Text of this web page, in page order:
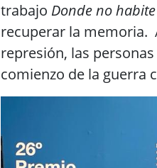
trabajo Donde no
recuperar la memoria.
represión, las
comienzo de la guerra